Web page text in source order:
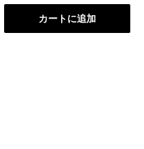
格
カートに追加